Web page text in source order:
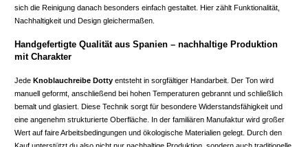
sich die Reinigung danach besonders einfach gestaltet. Hier zählt Funktionalität,
Nachhaltigkeit und Design gleichermaßen.
Handgefertigte Qualität aus Spanien – nachhaltige Produktion
mit Charakter
Jede Knoblauchreibe Dotty entsteht in sorgfältiger Handarbeit. Der Ton wird
manuell geformt, anschließend bei hohen Temperaturen gebrannt und schließlich
bemalt und glasiert. Diese Technik sorgt für besondere Widerstandsfähigkeit und
eine angenehm strukturierte Oberfläche. In der familiären Manufaktur wird großer
Wert auf faire Arbeitsbedingungen und ökologische Materialien gelegt. Durch den